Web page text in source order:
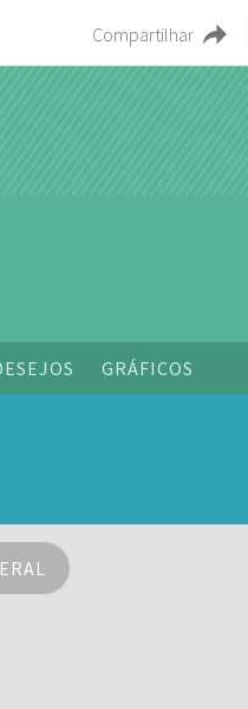
Compartilhar
GRÁFICOS